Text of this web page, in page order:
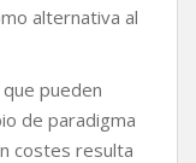
alternativa al
pueden
de paradigma
costes resulta